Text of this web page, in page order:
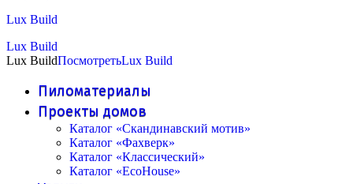
Lux Build
Lux Build
Lux BuildПосмотретьLux Build
Пиломатериалы
Проекты домов
Каталог «Скандинавский мотив»
Каталог «Фахверк»
Каталог «Классический»
Каталог «EcoHouse»